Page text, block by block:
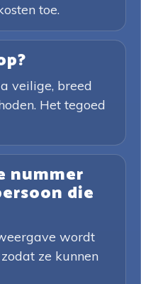
toe.
veilige, breed
Het tegoed
nummer
die
wordt
ze kunnen